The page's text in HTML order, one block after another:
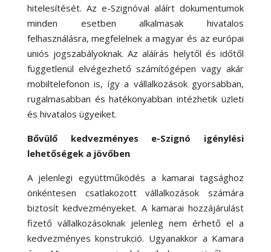
hitelesítését. Az e-Szignóval aláírt dokumentumok
minden esetben alkalmasak hivatalos
felhasználásra, megfelelnek a magyar és az európai
uniós jogszabályoknak. Az aláírás helytől és időtől
függetlenül elvégezhető számítógépen vagy akár
mobiltelefonon is, így a vállalkozások gyorsabban,
rugalmasabban és hatékonyabban intézhetik üzleti
és hivatalos ügyeiket.
Bővülő kedvezményes e-Szignó igénylési
lehetőségek a jövőben
A jelenlegi együttműködés a kamarai tagsághoz
önkéntesen csatlakozott vállalkozások számára
biztosít kedvezményeket. A kamarai hozzájárulást
fizető vállalkozásoknak jelenleg nem érhető el a
kedvezményes konstrukció. Ugyanakkor a Kamara